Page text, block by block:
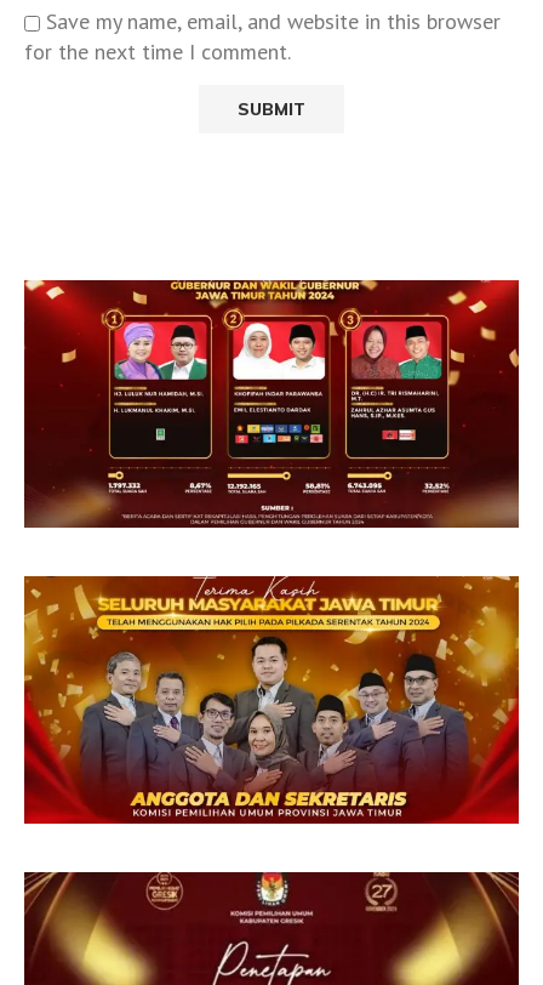
Save my name, email, and website in this browser
for the next time I comment.